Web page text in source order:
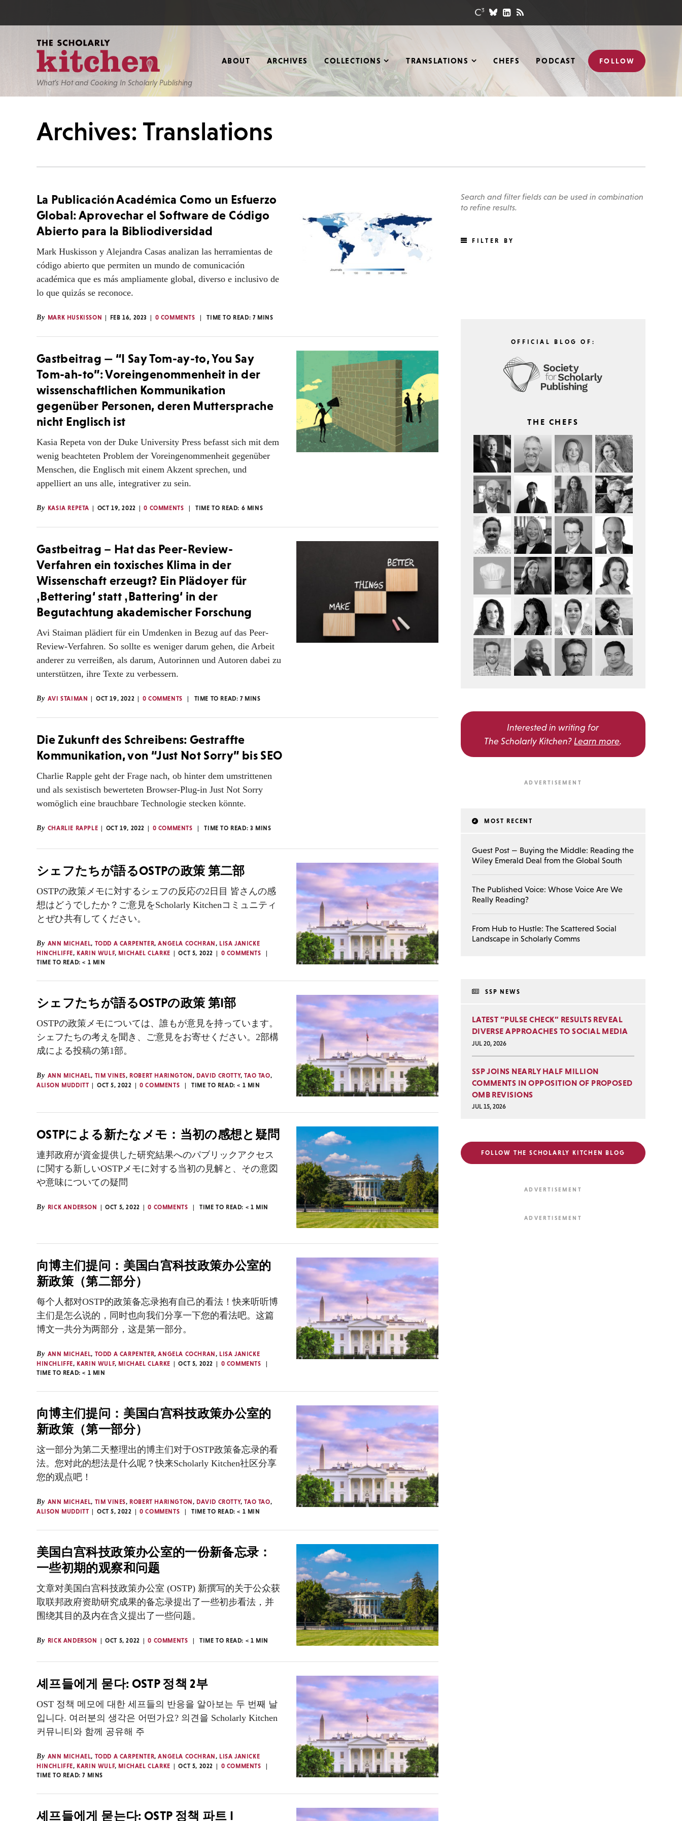
What’s Hot and Cooking In Scholarly Publishing
ABOUT ARCHIVES COLLECTIONS TRANSLATIONS CHEFS PODCAST FOLLOW
Archives: Translations
La Publicación Académica Como un Esfuerzo
Global: Aprovechar el Software de Código
Abierto para la Bibliodiversidad
Mark Huskisson y Alejandra Casas analizan las herramientas de
código abierto que permiten un mundo de comunicación
académica que es más ampliamente global, diverso e inclusivo de
lo que quizás se reconoce.
By MARK HUSKISSON FEB 16, 2023 0 COMMENTS TIME TO READ: 7 MINS
Gastbeitrag — “I Say Tom-ay-to, You Say
Tom-ah-to”: Voreingenommenheit in der
wissenschaftlichen Kommunikation
gegenüber Personen, deren Muttersprache
nicht Englisch ist
Kasia Repeta von der Duke University Press befasst sich mit dem
wenig beachteten Problem der Voreingenommenheit gegenüber
Menschen, die Englisch mit einem Akzent sprechen, und
appelliert an uns alle, integrativer zu sein.
By KASIA REPETA OCT 19, 2022 0 COMMENTS TIME TO READ: 6 MINS
Gastbeitrag – Hat das Peer-Review-
Verfahren ein toxisches Klima in der
Wissenschaft erzeugt? Ein Plädoyer für
‚Bettering‘ statt ‚Battering‘ in der
Begutachtung akademischer Forschung
Avi Staiman plädiert für ein Umdenken in Bezug auf das Peer-
Review-Verfahren. So sollte es weniger darum gehen, die Arbeit
anderer zu verreißen, als darum, Autorinnen und Autoren dabei zu
unterstützen, ihre Texte zu verbessern.
By AVI STAIMAN OCT 19, 2022 0 COMMENTS TIME TO READ:7 MINS
Die Zukunft des Schreibens: Gestraffte
Kommunikation, von “Just Not Sorry” bis SEO
Charlie Rapple geht der Frage nach, ob hinter dem umstrittenen
und als sexistisch bewerteten Browser-Plug-in Just Not Sorry
womöglich eine brauchbare Technologie stecken könnte.
By CHARLIE RAPPLE OCT 19, 2022 0 COMMENTS TIME TO READ: 3 MINS
シェフたちが語るOSTPの政策 第二部
OSTPの政策メモに対するシェフの反応の2日目 皆さんの感
想はどうでしたか？ご意見をScholarly Kitchenコミュニティ
とぜひ共有してください。
By ANN MICHAEL, TODD A CARPENTER,ANGELA COCHRAN , LISA JANICKE
HINCHLIFFE, KARIN WULF, MICHAEL CLARKE OCT 5, 2022
0 COMMENTS
TIME TO READ:< 1 MIN
シェフたちが語るOSTPの政策 第I部
OSTPの政策メモについては、誰もが意見を持っています。
シェフたちの考えを聞き、ご意見をお寄せください。2部構
成による投稿の第1部。
By ANN MICHAEL, TIM VINES, ROBERT HARINGTON , DAVID CROTTY,TAO TAO,
ALISON MUDDITT
OCT 5, 2022 0 COMMENTS TIME TO READ:< 1 MIN
OSTPによる新たなメモ：当初の感想と疑問
連邦政府が資金提供した研究結果へのパブリックアクセス
に関する新しいOSTPメモに対する当初の見解と、その意図
や意味についての疑問
By RICK ANDERSON OCT 5, 2022 0 COMMENTS TIME TO READ: < 1 MIN
向博主们提问：美国白宫科技政策办公室的
新政策（第二部分）
每个人都对OSTP的政策备忘录抱有自己的看法！快来听听博
主们是怎么说的，同时也向我们分享一下您的看法吧。这篇
博文一共分为两部分，这是第一部分。
By ANN MICHAEL, TODD A CARPENTER,ANGELA COCHRAN , LISA JANICKE
HINCHLIFFE, KARIN WULF, MICHAEL CLARKE OCT 5, 2022
0 COMMENTS
TIME TO READ:< 1 MIN
向博主们提问：美国白宫科技政策办公室的
新政策（第一部分）
这一部分为第二天整理出的博主们对于OSTP政策备忘录的看
法。您对此的想法是什么呢？快来Scholarly Kitchen社区分享
您的观点吧！
By ANN MICHAEL, TIM VINES, ROBERT HARINGTON , DAVID CROTTY,TAO TAO,
ALISON MUDDITT
OCT 5, 2022 0 COMMENTS TIME TO READ:< 1 MIN
美国白宫科技政策办公室的一份新备忘录：
一些初期的观察和问题
文章对美国白宫科技政策办公室 (OSTP) 新撰写的关于公众获
取联邦政府资助研究成果的备忘录提出了一些初步看法，并
围绕其目的及内在含义提出了一些问题。
By RICK ANDERSON OCT 5, 2022 0 COMMENTS TIME TO READ: < 1 MIN
셰프들에게 묻다: OSTP 정책 2부
OST 정책 메모에 대한 세프들의 반응을 알아보는 두 번째 날
입니다. 여러분의 생각은 어떤가요? 의견을 Scholarly Kitchen
커뮤니티와 함께 공유해 주
By ANN MICHAEL, TODD A CARPENTER,ANGELA COCHRAN , LISA JANICKE
HINCHLIFFE, KARIN WULF, MICHAEL CLARKE OCT 5, 2022
0 COMMENTS
TIME TO READ:7 MINS
셰프들에게 묻는다: OSTP 정책 파트 I
Search and filter fields can be used in combination
to refine results.
FILTER BY
OFFICIAL BLOG OF:
THE CHEFS
Interested in writing for
The Scholarly Kitchen? Learn more.
MOST RECENT
Guest Post — Buying the Middle: Reading the
Wiley Emerald Deal from the Global South
The Published Voice: Whose Voice Are We
Really Reading?
From Hub to Hustle: The Scattered Social
Landscape in Scholarly Comms
SSP NEWS
LATEST “PULSE CHECK” RESULTS REVEAL
DIVERSE APPROACHES TO SOCIAL MEDIA
JUL 20, 2026
SSP JOINS NEARLY HALF MILLION
COMMENTS IN OPPOSITION OF PROPOSED
OMB REVISIONS
JUL 15, 2026
FOLLOW THE SCHOLARLY KITCHEN BLOG